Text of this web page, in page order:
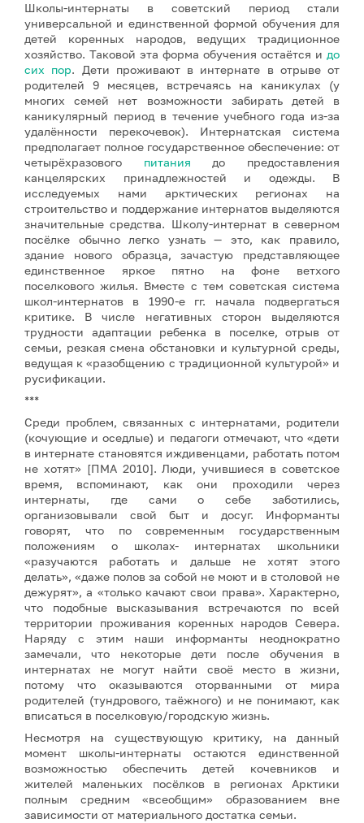
Школы-интернаты в советский период стали
универсальной и единственной формой обучения для
детей коренных народов, ведущих традиционное
хозяйство. Таковой эта форма обучения остаётся и до
сих пор. Дети проживают в интернате в отрыве от
родителей 9 месяцев, встречаясь на каникулах (у
многих семей нет возможности забирать детей в
каникулярный период в течение учебного года из-за
удалённости перекочевок). Интернатская система
предполагает полное государственное обеспечение: от
четырёхразового питания до предоставления
канцелярских принадлежностей и одежды. В
исследуемых нами арктических регионах на
строительство и поддержание интернатов выделяются
значительные средства. Школу-интернат в северном
посёлке обычно легко узнать — это, как правило,
здание нового образца, зачастую представляющее
единственное яркое пятно на фоне ветхого
поселкового жилья. Вместе с тем советская система
школ-интернатов в 1990-е гг. начала подвергаться
критике. В числе негативных сторон выделяются
трудности адаптации ребенка в поселке, отрыв от
семьи, резкая смена обстановки и культурной среды,
ведущая к «разобщению с традиционной культурой» и
русификации.
***
Среди проблем, связанных с интернатами, родители
(кочующие и оседлые) и педагоги отмечают, что «дети
в интернате становятся иждивенцами, работать потом
не хотят» [ПМА 2010]. Люди, учившиеся в советское
время, вспоминают, как они проходили через
интернаты, где сами о себе заботились,
организовывали свой быт и досуг. Информанты
говорят, что по современным государственным
положениям о школах- интернатах школьники
«разучаются работать и дальше не хотят этого
делать», «даже полов за собой не моют и в столовой не
дежурят», а «только качают свои права». Характерно,
что подобные высказывания встречаются по всей
территории проживания коренных народов Севера.
Наряду с этим наши информанты неоднократно
замечали, что некоторые дети после обучения в
интернатах не могут найти своё место в жизни,
потому что оказываются оторванными от мира
родителей (тундрового, таёжного) и не понимают, как
вписаться в поселковую/городскую жизнь.
Несмотря на существующую критику, на данный
момент школы-интернаты остаются единственной
возможностью обеспечить детей кочевников и
жителей маленьких посёлков в регионах Арктики
полным средним «всеобщим» образованием вне
зависимости от материального достатка семьи.